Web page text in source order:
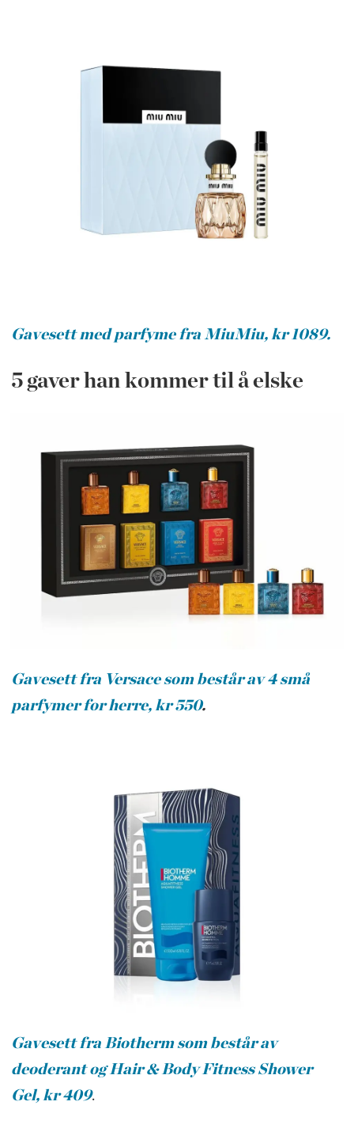
Gavesett med parfyme fra MiuMiu, kr 1089.
5 gaver han kommer til å elske
Gavesett fra Versace som består av 4 små
parfymer for herre, kr 550.
Gavesett fra Biotherm som består av
deoderant og Hair & Body Fitness Shower
Gel, kr 409.